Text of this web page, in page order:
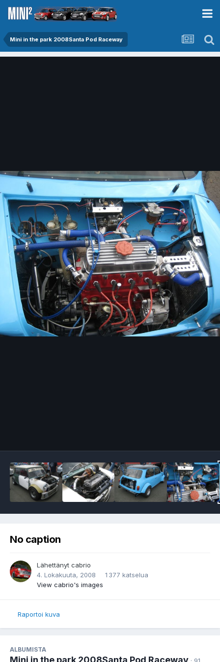
Mini in the park 2008Santa Pod Raceway
No caption
Lähettänyt cabrio
4. Lokakuuta, 2008
1 377 katselua
View cabrio's images
Raportoi kuva
ALBUMISTA
Mini in the park 2008Santa Pod Raceway